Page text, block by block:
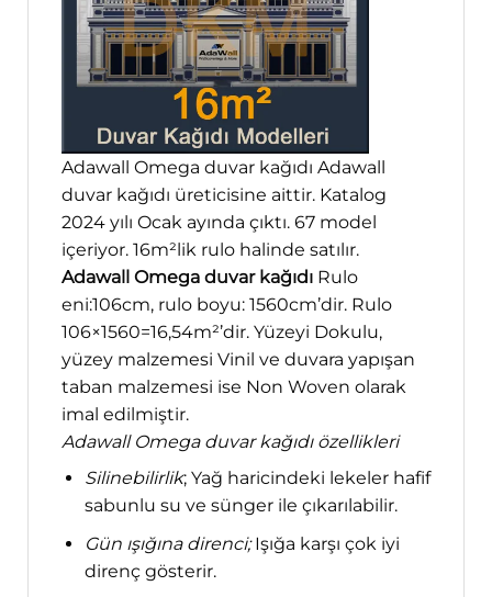
Adawall Omega duvar kağıdı Adawall
duvar kağıdı üreticisine aittir. Katalog
2024 yılı Ocak ayında çıktı. 67 model
içeriyor. 16m²lik rulo halinde satılır.
Adawall Omega duvar kağıdı Rulo
eni:106cm, rulo boyu: 1560cm’dir. Rulo
106×1560=16,54m²’dir. Yüzeyi Dokulu,
yüzey malzemesi Vinil ve duvara yapışan
taban malzemesi ise Non Woven olarak
imal edilmiştir.
Adawall Omega duvar kağıdı özellikleri
Silinebilirlik; Yağ haricindeki lekeler hafif
sabunlu su ve sünger ile çıkarılabilir.
Gün ışığına direnci;Işığa karşı çok iyi
direnç gösterir.